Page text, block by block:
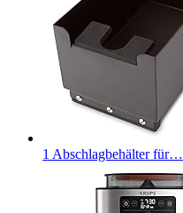
1 Abschlagbehälter für…